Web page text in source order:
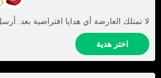
لا تمتلك العارضة أي هدايا افتراضية بعد.
اختر هدية